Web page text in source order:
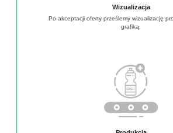
Wizualizacja
Po akceptacji oferty prześlemy wizualizację
grafiką.